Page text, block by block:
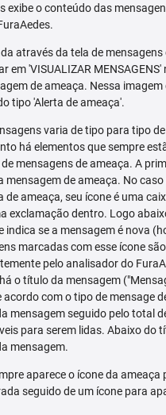
exibe o conteúdo das
através da tela de mensagens
em 'VISUALIZAR
de ameaça. Nessa imagem
tipo 'Alerta de ameaça'.
varia de tipo para tipo
há elementos que sempre
mensagens de ameaça. A
mensagem de ameaça. No caso
de ameaça, seu ícone é uma
exclamação dentro. Logo
indica se a mensagem é nova
marcadas com esse ícone
pelo analisador do
o título da mensagem
acordo com o tipo de mensage
mensagem seguido pelo total
para serem lidas. Abaixo do
mensagem.
aparece o ícone da ameaça
seguido de um ícone para